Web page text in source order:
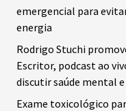
emergencial para
energia
Rodrigo Stuchi
Escritor, podcast ao
discutir saúde mental
Exame toxicológico